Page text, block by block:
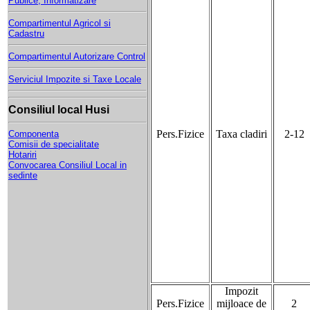
Compartimentul Agricol si
Cadastru
Compartimentul Autorizare Control
Serviciul Impozite si Taxe Locale
Consiliul local Husi
Componenta
Comisii de specialitate
Hotariri
Convocarea Consiliul Local in
sedinte
Pers.Fizice Taxa cladiri 2-12
Pers.Fizice
Impozit
mijloace de
2